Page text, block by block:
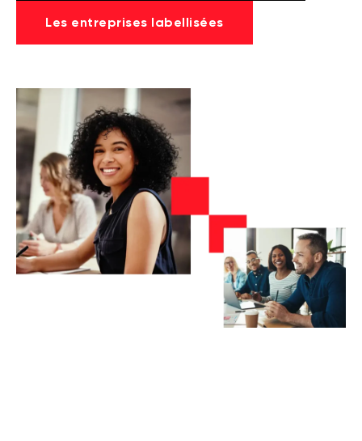
Les entreprises labellisées